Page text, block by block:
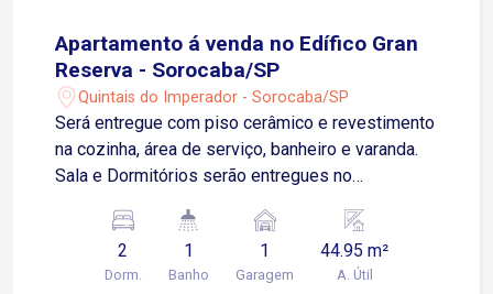
Apartamento á venda no Edífico Gran
Reserva - Sorocaba/SP
Quintais do Imperador - Sorocaba/SP
Será entregue com piso cerâmico e revestimento
na cozinha, área de serviço, banheiro e varanda.
Sala e Dormitórios serão entregues no
Garagem Descoberta e Fixa para um veículo de
pequeno ou médio porte Condomínio: torre única,
2 elevadores, playground, salão de festas.
2
Dorm.
1
Banho
1
Garagem
44.95 m²
A. Útil